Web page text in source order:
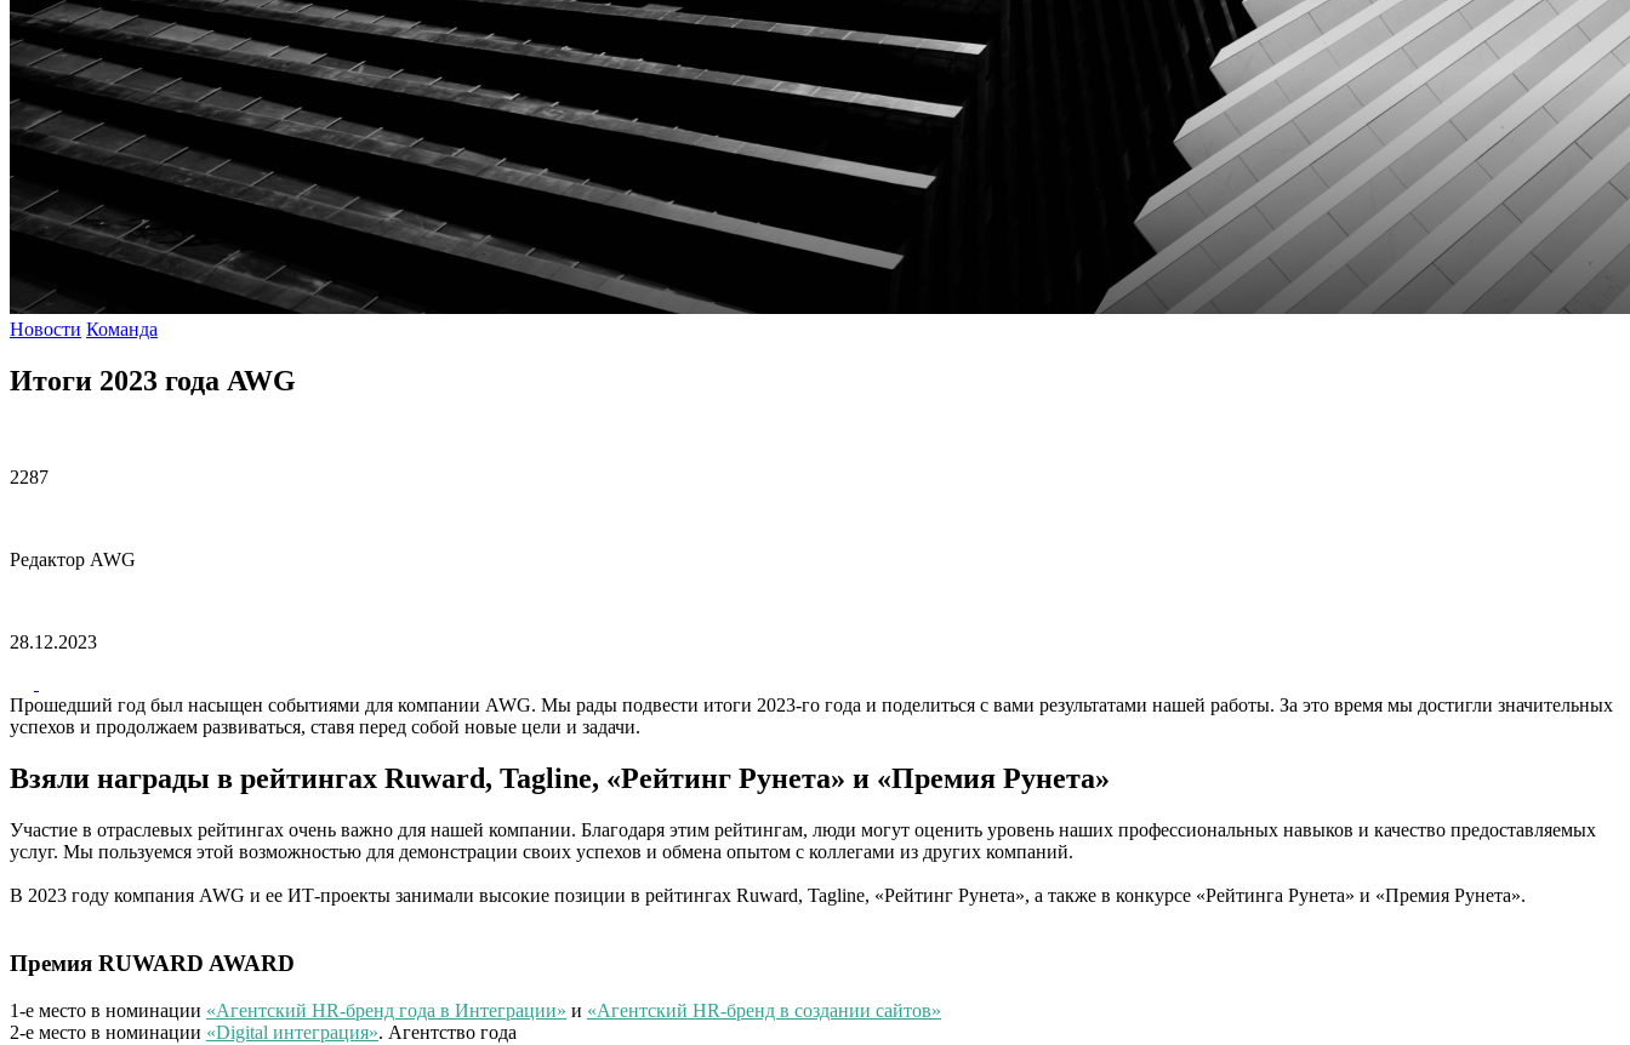
Новости Команда
Итоги 2023 года AWG
2287
Редактор AWG
28.12.2023
Прошедший год был насыщен событиями для компании AWG. Мы рады подвести итоги 2023-го года и поделиться с вами результатами нашей работы. За это время мы достигли значительных
успехов и продолжаем развиваться, ставя перед собой новые цели и задачи.
Взяли награды в рейтингах Ruward, Tagline, «Рейтинг Рунета» и «Премия Рунета»
Участие в отраслевых рейтингах очень важно для нашей компании. Благодаря этим рейтингам, люди могут оценить уровень наших профессиональных навыков и качество предоставляемых
услуг. Мы пользуемся этой возможностью для демонстрации своих успехов и обмена опытом с коллегами из других компаний.
В 2023 году компания AWG и ее ИТ-проекты занимали высокие позиции в рейтингах Ruward, Tagline, «Рейтинг Рунета», а также в конкурсе «Рейтинга Рунета» и «Премия Рунета».
Премия RUWARD AWARD
1-е место в номинации «Агентский HR-бренд года в Интеграции» и «Агентский HR-бренд в создании сайтов»
2-е место в номинации «Digital интеграция». Агентство года